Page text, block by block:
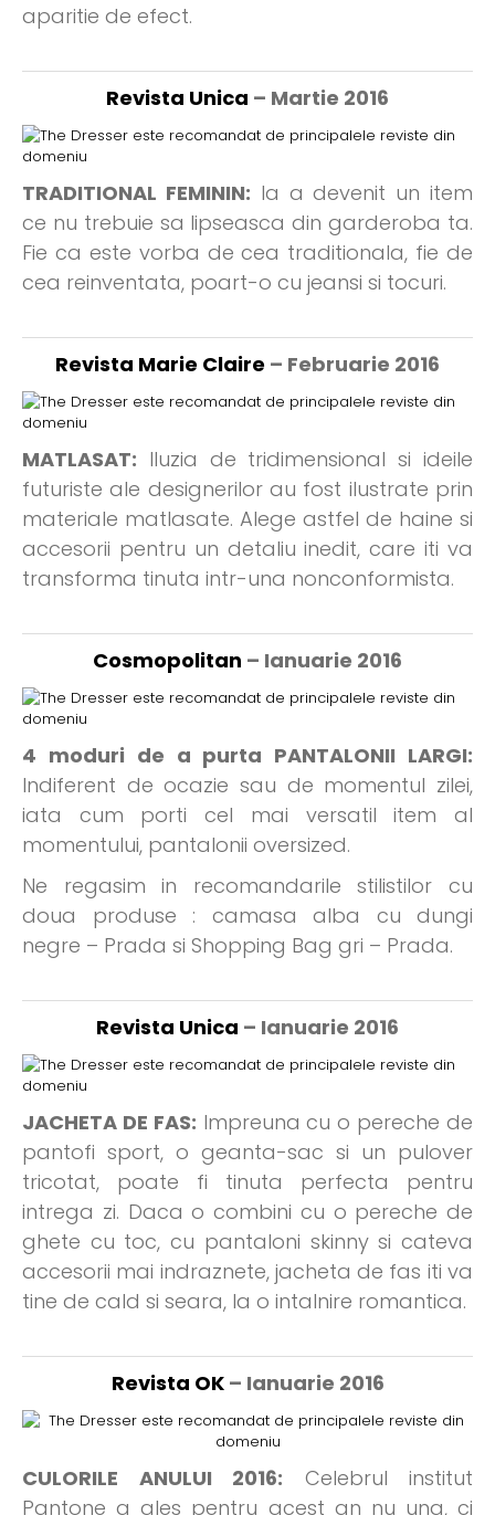
aparitie de efect.
Revista Unica – Martie 2016
TRADITIONAL FEMININ: Ia a devenit un item
ce nu trebuie sa lipseasca din garderoba ta.
Fie ca este vorba de cea traditionala, fie de
cea reinventata, poart-o cu jeansi si tocuri.
Revista Marie Claire – Februarie 2016
MATLASAT: Iluzia de tridimensional si ideile
futuriste ale designerilor au fost ilustrate prin
materiale matlasate. Alege astfel de haine si
accesorii pentru un detaliu inedit, care iti va
transforma tinuta intr-una nonconformista.
Cosmopolitan – Ianuarie 2016
4 moduri de a purta PANTALONII LARGI:
Indiferent de ocazie sau de momentul zilei,
iata cum porti cel mai versatil item al
momentului, pantalonii oversized.
Ne regasim in recomandarile stilistilor cu
doua produse : camasa alba cu dungi
negre – Prada si Shopping Bag gri – Prada.
Revista Unica – Ianuarie 2016
JACHETA DE FAS: Impreuna cu o pereche de
pantofi sport, o geanta-sac si un pulover
tricotat, poate fi tinuta perfecta pentru
intrega zi. Daca o combini cu o pereche de
ghete cu toc, cu pantaloni skinny si cateva
accesorii mai indraznete, jacheta de fas iti va
tine de cald si seara, la o intalnire romantica.
Revista OK– Ianuarie 2016
CULORILE ANULUI 2016: Celebrul institut
Pantone a ales pentru acest an nu una, ci